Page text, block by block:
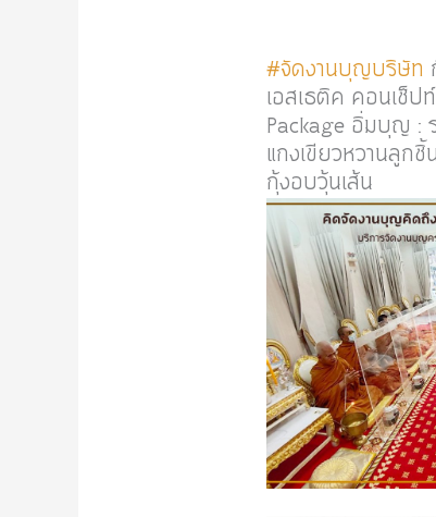
#จัดงานบุญบริษัท
เอสเธติค คอนเช็
Package อิ่มบุญ :
แกงเขียวหวานลูก
กุ้งอบวุ้นเส้น